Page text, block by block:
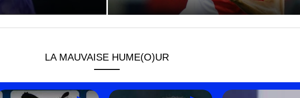
LA MAUVAISE HUME(O)UR